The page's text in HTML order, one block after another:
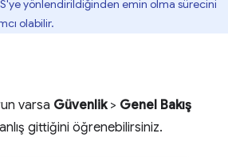
yönlendirildiğinden emin olma sürecini
olabilir.
varsa Güvenlik> Genel Bakış
gittiğini öğrenebilirsiniz.